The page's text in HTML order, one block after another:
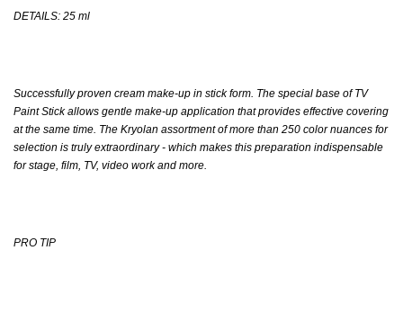
DETAILS: 25 ml
Successfully proven cream make-up in stick form. The special base of TV
Paint Stick allows gentle make-up application that provides effective covering
at the same time. The Kryolan assortment of more than 250 color nuances for
selection is truly extraordinary - which makes this preparation indispensable
for stage, film, TV, video work and more.
PRO TIP